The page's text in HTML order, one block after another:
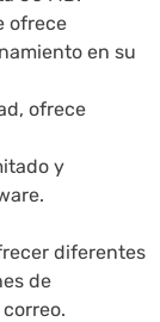
ofrece
en su
ofrece
y
diferentes
de